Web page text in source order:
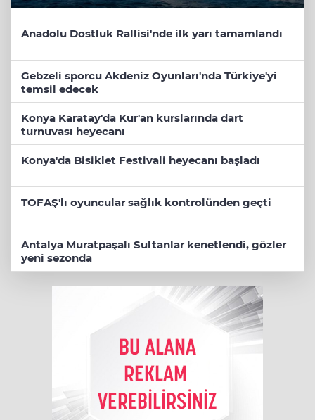
Anadolu Dostluk Rallisi'nde ilk yarı tamamlandı
Gebzeli sporcu Akdeniz Oyunları'nda Türkiye'yi
temsil edecek
Konya Karatay'da Kur'an kurslarında dart
turnuvası heyecanı
Konya'da Bisiklet Festivali heyecanı başladı
TOFAŞ'lı oyuncular sağlık kontrolünden geçti
Antalya Muratpaşalı Sultanlar kenetlendi, gözler
yeni sezonda